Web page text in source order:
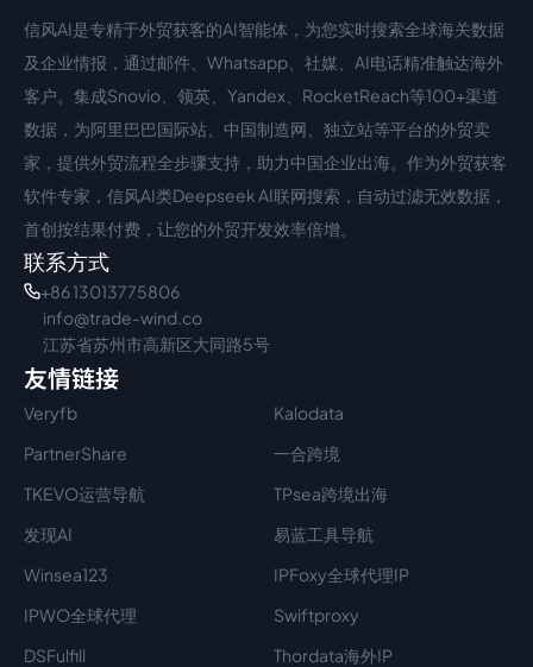
中文入口
信风AI是专精于外贸获客的AI智能体，为您实时搜索全球海关数据
及企业情报，通过邮件、Whatsapp、社媒、AI电话精准触达海外
客户。集成Snovio、领英、Yandex、RocketReach等100+渠道
数据，为阿里巴巴国际站、中国制造网、独立站等平台的外贸卖
家，提供外贸流程全步骤支持，助力中国企业出海。作为外贸获客
软件专家，信风AI类Deepseek AI联网搜索，自动过滤无效数据，
首创按结果付费，让您的外贸开发效率倍增。
联系方式
+86 13013775806
info@trade-wind.co
江苏省苏州市高新区大同路5号
友情链接
Veryfb
Kalodata
PartnerShare
一合跨境
TKEVO运营导航
TPsea跨境出海
发现AI
易蓝工具导航
Winsea123
IPFoxy全球代理IP
IPWO全球代理
Swiftproxy
DSFulfill
Thordata海外IP